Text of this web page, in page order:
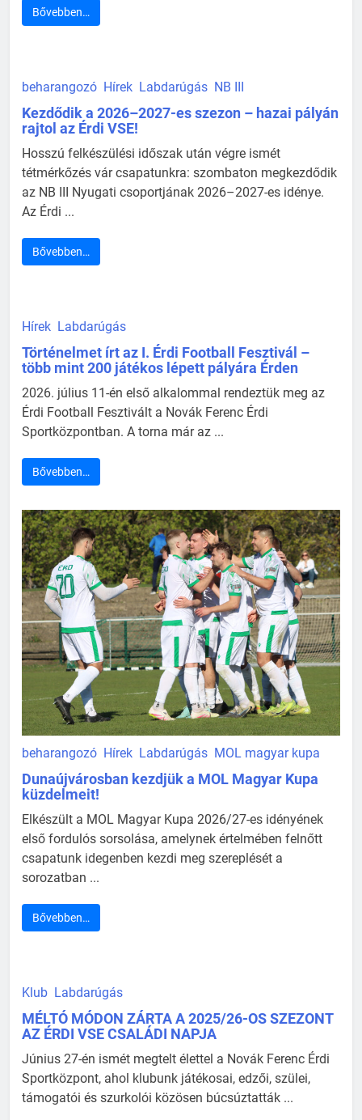
Bővebben…
beharangozó Hírek Labdarúgás NB III
Kezdődik a 2026–2027-es szezon – hazai pályán
rajtol az Érdi VSE!
Hosszú felkészülési időszak után végre ismét
tétmérkőzés vár csapatunkra: szombaton megkezdődik
az NB III Nyugati csoportjának 2026–2027-es idénye.
Az Érdi ...
Bővebben…
Hírek Labdarúgás
Történelmet írt az I. Érdi Football Fesztivál –
több mint 200 játékos lépett pályára Érden
2026. július 11-én első alkalommal rendeztük meg az
Érdi Football Fesztivált a Novák Ferenc Érdi
Sportközpontban. A torna már az ...
Bővebben…
beharangozó Hírek Labdarúgás MOL magyar kupa
Dunaújvárosban kezdjük a MOL Magyar Kupa
küzdelmeit!
Elkészült a MOL Magyar Kupa 2026/27-es idényének
első fordulós sorsolása, amelynek értelmében felnőtt
csapatunk idegenben kezdi meg szereplését a
sorozatban ...
Bővebben…
Klub Labdarúgás
MÉLTÓ MÓDON ZÁRTA A 2025/26-OS SZEZONT
AZ ÉRDI VSE CSALÁDI NAPJA
Június 27-én ismét megtelt élettel a Novák Ferenc Érdi
Sportközpont, ahol klubunk játékosai, edzői, szülei,
támogatói és szurkolói közösen búcsúztatták ...